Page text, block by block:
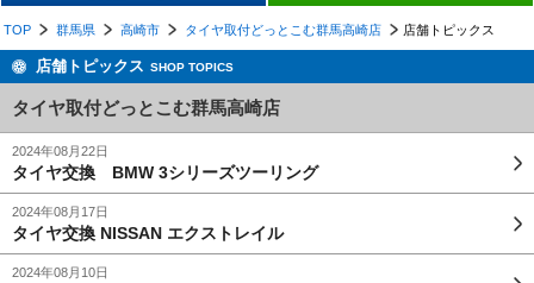
TOP 群馬県 高崎市 タイヤ取付どっとこむ群馬高崎店 店舗トピックス
店舗トピックス SHOP TOPICS
タイヤ取付どっとこむ群馬高崎店
2024年08月22日
タイヤ交換 BMW 3シリーズツーリング
2024年08月17日
タイヤ交換 NISSAN エクストレイル
2024年08月10日